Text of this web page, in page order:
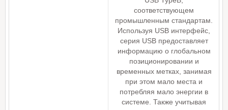
соответствующем
промышленным стандартам.
Используя USB интерфейс,
серия USB предоставляет
информацию о глобальном
позиционировании и
временных метках, занимая
при этом мало места и
потребляя мало энергии в
системе. Также учитывая